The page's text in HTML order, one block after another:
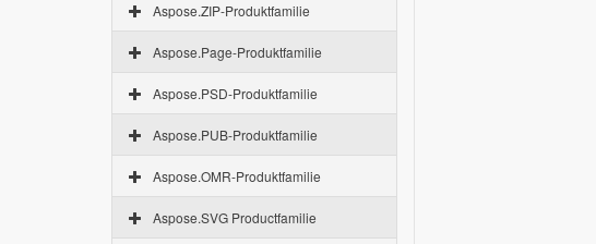
Aspose.ZIP-Produktfamilie
Aspose.Page-Produktfamilie
Aspose.PSD-Produktfamilie
Aspose.PUB-Produktfamilie
Aspose.OMR-Produktfamilie
Aspose.SVG Productfamilie